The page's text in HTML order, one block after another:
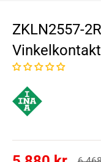
ZKLN2557-